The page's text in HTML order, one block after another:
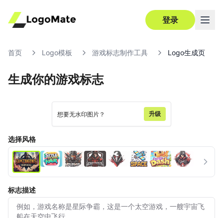
登录
首页 Logo模板 游戏标志制作工具 Logo生成页
生成你的游戏标志
想要无水印图片？ 升级
选择风格
标志描述